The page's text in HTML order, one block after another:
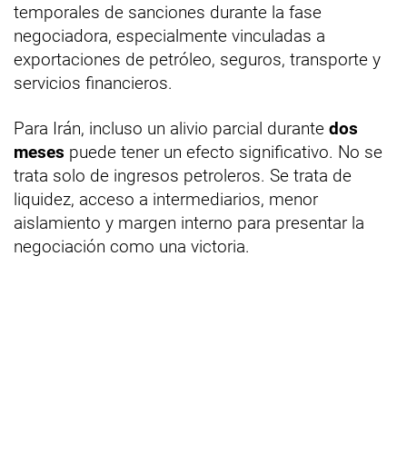
temporales de sanciones durante la fase
negociadora, especialmente vinculadas a
exportaciones de petróleo, seguros, transporte y
servicios financieros.
Para Irán, incluso un alivio parcial durante dos
meses puede tener un efecto significativo. No se
trata solo de ingresos petroleros. Se trata de
liquidez, acceso a intermediarios, menor
aislamiento y margen interno para presentar la
negociación como una victoria.